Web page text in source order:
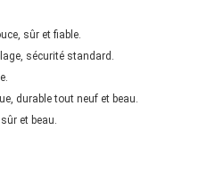
sûr et fiable.
sécurité standard.
durable tout neuf et beau.
et beau.